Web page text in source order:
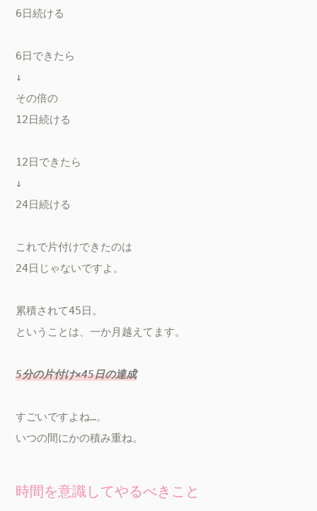
6日続ける
6日できたら
↓
その倍の
12日続ける
12日できたら
↓
24日続ける
これで片付けできたのは
24日じゃないですよ。
累積されて45日。
ということは、一か月越えてます。
5分の片付け×45日の達成
すごいですよね…。
いつの間にかの積み重ね。
時間を意識してやるべきこと